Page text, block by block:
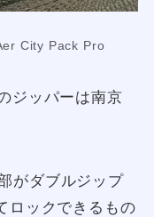
City Pack Pro
ジッパーは南京
がダブルジップ
ロックできるもの